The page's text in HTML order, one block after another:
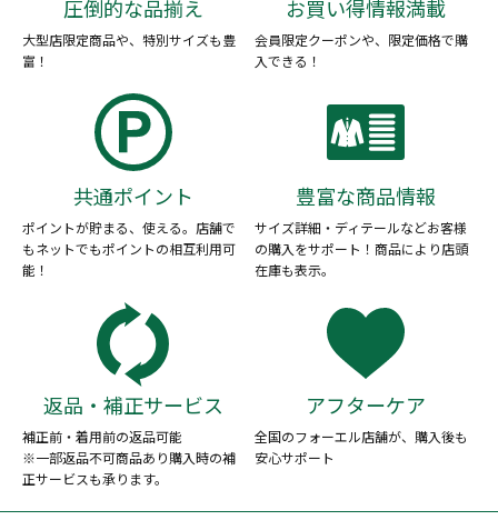
圧倒的な品揃え
大型店限定商品や、特別サイズも豊
富！
お買い得情報満載
会員限定クーポンや、限定価格で購
入できる！
共通ポイント
ポイントが貯まる、使える。店舗で
もネットでもポイントの相互利用可
能！
豊富な商品情報
サイズ詳細・ディテールなどお客様
の購入をサポート！商品により店頭
在庫も表示。
返品・補正サービス
補正前・着用前の返品可能
※一部返品不可商品あり購入時の補
正サービスも承ります。
アフターケア
全国のフォーエル店舗が、購入後も
安心サポート